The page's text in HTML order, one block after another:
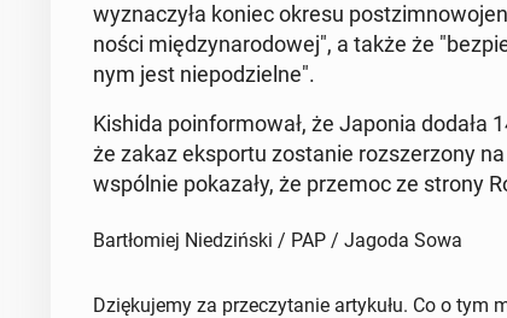
wy­zna­czy­ła koniec okresu
no­ści mię­dzy­na­ro­do­wej", a także że
nym jest nie­po­dziel­ne".
Kishida po­in­for­mo­wał, że Japonia
że zakaz eks­por­tu zo­sta­nie roz­sze­rzo­ny
wspól­nie po­ka­za­ły, że przemoc ze strony
Bartłomiej Niedziński / PAP / Jagoda Sowa
Dziękujemy za przeczytanie artykułu. Co o tym